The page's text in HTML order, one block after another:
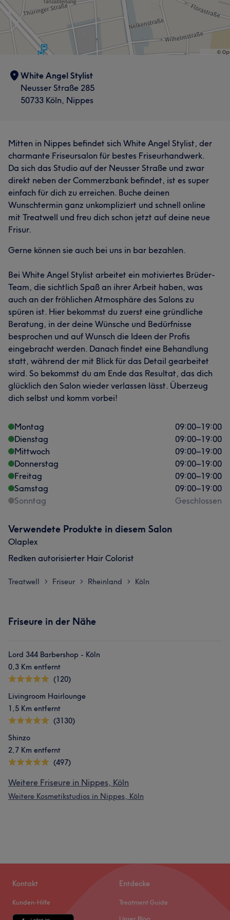
Professionell 49 Kompetent
Sympathisch 33
White Angel Stylist
Neusser Straße 285
50733 Köln, Nippes
Mitten in Nippes befindet sich White Angel Stylist, der
charmante Friseursalon für bestes Friseurhandwerk.
Da sich das Studio auf der Neusser Straße und zwar
direkt neben der Commerzbank befindet, ist es super
einfach für dich zu erreichen. Buche deinen
Wunschtermin ganz unkompliziert und schnell online
mit Treatwell und freu dich schon jetzt auf deine neue
Frisur.
Gerne können sie auch bei uns in bar bezahlen.
Bei White Angel Stylist arbeitet ein motiviertes Brüder-
Team, die sichtlich Spaß an ihrer Arbeit haben, was
auch an der fröhlichen Atmosphäre des Salons zu
spüren ist. Hier bekommst du zuerst eine gründliche
Beratung, in der deine Wünsche und Bedürfnisse
besprochen und auf Wunsch die Ideen der Profis
eingebracht werden. Danach findet eine Behandlung
statt, während der mit Blick für das Detail gearbeitet
wird. So bekommst du am Ende das Resultat, das dich
glücklich den Salon wieder verlassen lässt. Überzeug
dich selbst und komm vorbei!
Montag 09:00–19:00
Dienstag
09:00–19:00
Mittwoch
09:00–19:00
Donnerstag
09:00–19:00
Freitag
09:00–19:00
Samstag
09:00–19:00
Sonntag
Geschlossen
Verwendete Produkte in diesem Salon
Olaplex
Redken autorisierter Hair Colorist
Treatwell > Friseur > Rheinland > Köln
Friseure in der Nähe
Lord 344 Barbershop - Köln
0,3 Km entfernt
(120)
Livingroom Hairlounge
1,5 Km entfernt
(3130)
Shinzo
2,7 Km entfernt
(497)
Weitere Friseure in Nippes, Köln
Weitere Kosmetikstudios in Nippes, Köln
Kontakt
Kunden-Hilfe
Entdecke
Treatment Guide